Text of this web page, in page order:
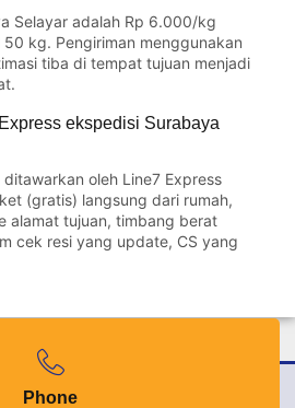
Selayar adalah Rp 6.000/kg
kg. Pengiriman menggunakan
tiba di tempat tujuan menjadi
ekspedisi Surabaya
oleh Line7 Express
(gratis) langsung dari rumah,
alamat tujuan, timbang berat
cek resi yang update, CS yang
Phone